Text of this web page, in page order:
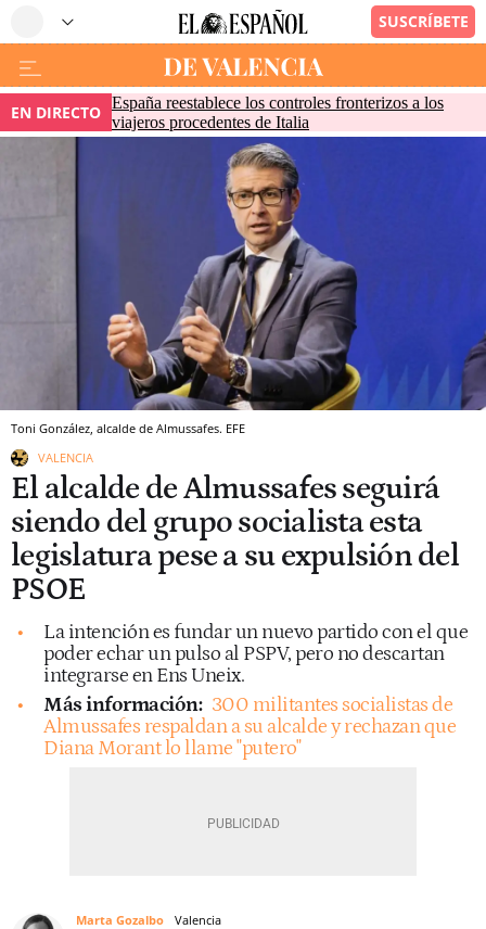
EN DIRECTO España reestablece los controles fronterizos a los
viajeros procedentes de Italia
Toni González, alcalde de Almussafes. EFE
VALENCIA
El alcalde de Almussafes seguirá
siendo del grupo socialista esta
legislatura pese a su expulsión del
PSOE
La intención es fundar un nuevo partido con el que
poder echar un pulso al PSPV, pero no descartan
integrarse en Ens Uneix.
Más información: 300 militantes socialistas de
Almussafes respaldan a su alcalde y rechazan que
Diana Morant lo llame "putero"
Marta Gozalbo
Valencia